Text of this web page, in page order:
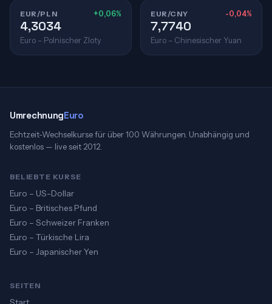
EUR/PLN +0,06%
4,3034
Euro – Polnischer Zloty
EUR/CNY -0,04%
7,7740
Euro – Chinesischer Yuan
UmrechnungEuro
Echtzeit-Wechselkurse für über 100 Währungen. Unabhängig und
kostenlos — live seit 2012.
BELIEBTE KURSE
Euro – US-Dollar
Euro – Britisches Pfund
Euro – Schweizer Franken
Euro – Türkische Lira
Euro – Japanischer Yen
SEITEN